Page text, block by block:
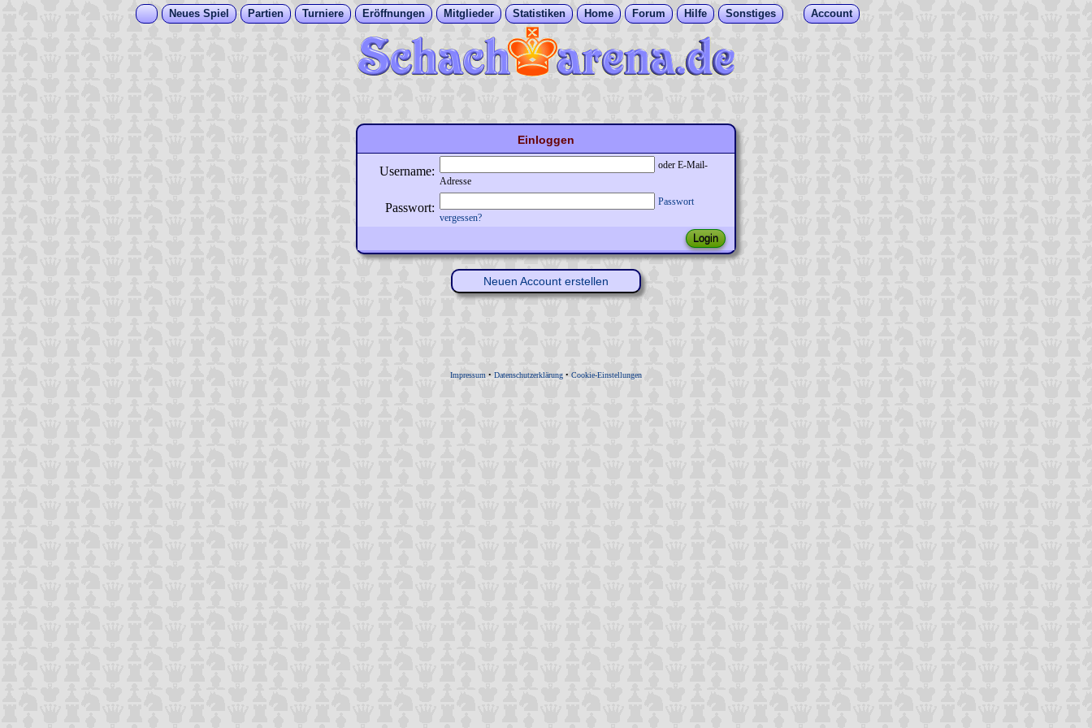
Neues Spiel Partien Turniere Eröffnungen Mitglieder Statistiken Home Forum Hilfe Sonstiges Account
Einloggen
Username:
oder E-Mail-
Adresse
Passwort:
Passwort
vergessen?
Neuen Account erstellen
Impressum • Datenschutzerklärung • Cookie-Einstellungen